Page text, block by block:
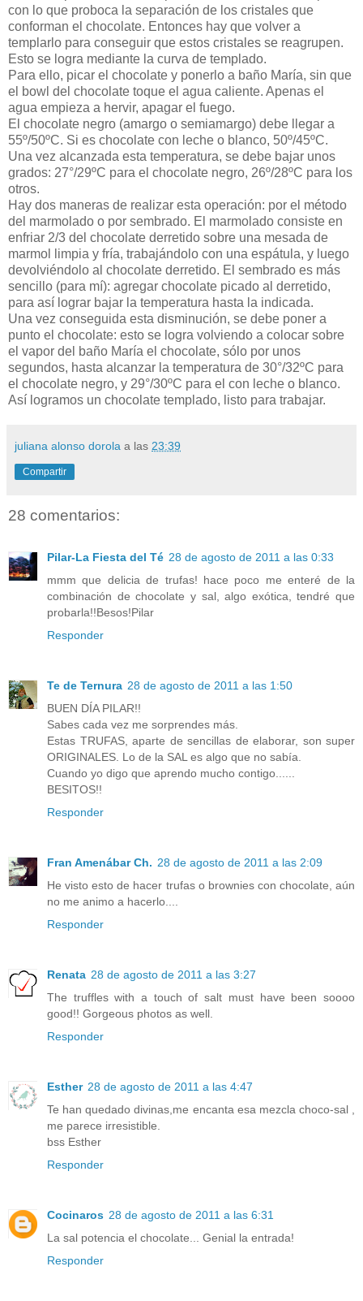
con lo que proboca la separación de los cristales que
conforman el chocolate. Entonces hay que volver a
templarlo para conseguir que estos cristales se reagrupen.
Esto se logra mediante la curva de templado.
Para ello, picar el chocolate y ponerlo a baño María, sin que
el bowl del chocolate toque el agua caliente. Apenas el
agua empieza a hervir, apagar el fuego.
El chocolate negro (amargo o semiamargo) debe llegar a
55º/50ºC. Si es chocolate con leche o blanco, 50º/45ºC.
Una vez alcanzada esta temperatura, se debe bajar unos
grados: 27°/29ºC para el chocolate negro, 26º/28ºC para los
otros.
Hay dos maneras de realizar esta operación: por el método
del marmolado o por sembrado. El marmolado consiste en
enfriar 2/3 del chocolate derretido sobre una mesada de
marmol limpia y fría, trabajándolo con una espátula, y luego
devolviéndolo al chocolate derretido. El sembrado es más
sencillo (para mí): agregar chocolate picado al derretido,
para así lograr bajar la temperatura hasta la indicada.
Una vez conseguida esta disminución, se debe poner a
punto el chocolate: esto se logra volviendo a colocar sobre
el vapor del baño María el chocolate, sólo por unos
segundos, hasta alcanzar la temperatura de 30°/32ºC para
el chocolate negro, y 29°/30ºC para el con leche o blanco.
Así logramos un chocolate templado, listo para trabajar.
juliana alonso dorola a las 23:39
Compartir
28 comentarios:
Pilar-La Fiesta del Té 28 de agosto de 2011 a las 0:33
mmm que delicia de trufas! hace poco me enteré de la
combinación de chocolate y sal, algo exótica, tendré que
probarla!!Besos!Pilar
Responder
Te de Ternura 28 de agosto de 2011 a las 1:50
BUEN DÍA PILAR!!
Sabes cada vez me sorprendes más.
Estas TRUFAS, aparte de sencillas de elaborar, son super
ORIGINALES. Lo de la SAL es algo que no sabía.
Cuando yo digo que aprendo mucho contigo......
BESITOS!!
Responder
Fran Amenábar Ch. 28 de agosto de 2011 a las 2:09
He visto esto de hacer trufas o brownies con chocolate, aún
no me animo a hacerlo....
Responder
Renata 28 de agosto de 2011 a las 3:27
The truffles with a touch of salt must have been soooo
good!! Gorgeous photos as well.
Responder
Esther 28 de agosto de 2011 a las 4:47
Te han quedado divinas,me encanta esa mezcla choco-sal ,
me parece irresistible.
bss Esther
Responder
Cocinaros 28 de agosto de 2011 a las 6:31
La sal potencia el chocolate... Genial la entrada!
Responder